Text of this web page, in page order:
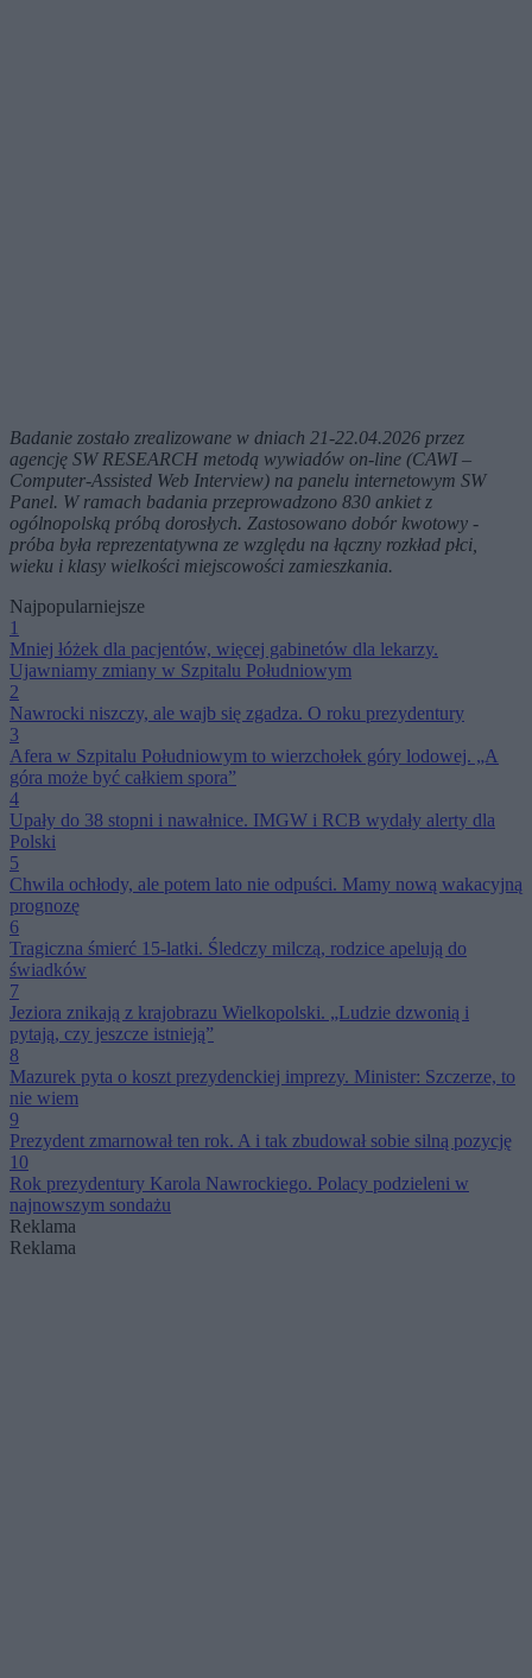
Badanie zostało zrealizowane w dniach 21-22.04.2026 przez
agencję SW RESEARCH metodą wywiadów on-line (CAWI –
Computer-Assisted Web Interview) na panelu internetowym SW
Panel. W ramach badania przeprowadzono 830 ankiet z
ogólnopolską próbą dorosłych. Zastosowano dobór kwotowy -
próba była reprezentatywna ze względu na łączny rozkład płci,
wieku i klasy wielkości miejscowości zamieszkania.
Najpopularniejsze
1
Mniej łóżek dla pacjentów, więcej gabinetów dla lekarzy.
Ujawniamy zmiany w Szpitalu Południowym
2
Nawrocki niszczy, ale wajb się zgadza. O roku prezydentury
3
Afera w Szpitalu Południowym to wierzchołek góry lodowej. „A
góra może być całkiem spora”
4
Upały do 38 stopni i nawałnice. IMGW i RCB wydały alerty dla
Polski
5
Chwila ochłody, ale potem lato nie odpuści. Mamy nową wakacyjną
prognozę
6
Tragiczna śmierć 15-latki. Śledczy milczą, rodzice apelują do
świadków
7
Jeziora znikają z krajobrazu Wielkopolski. „Ludzie dzwonią i
pytają, czy jeszcze istnieją”
8
Mazurek pyta o koszt prezydenckiej imprezy. Minister: Szczerze, to
nie wiem
9
Prezydent zmarnował ten rok. A i tak zbudował sobie silną pozycję
10
Rok prezydentury Karola Nawrockiego. Polacy podzieleni w
najnowszym sondażu
Reklama
Reklama